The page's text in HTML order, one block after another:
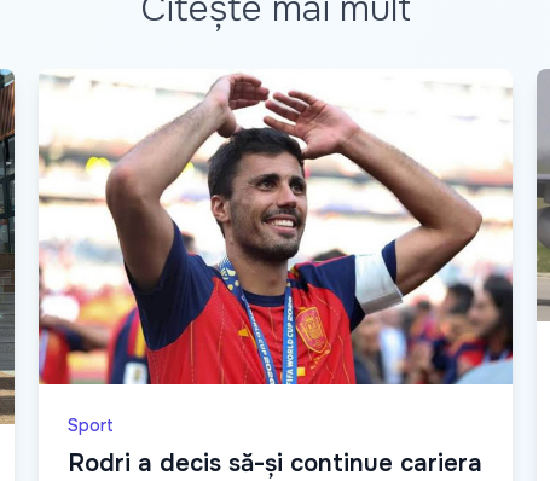
Sport
Rodri a decis să-și continue cariera